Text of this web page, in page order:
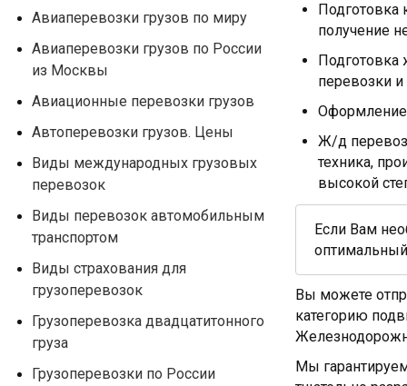
Авиаперевозки грузов по миру
Авиаперевозки грузов по России
из Москвы
Авиационные перевозки грузов
Автоперевозки грузов. Цены
Виды международных грузовых
перевозок
Виды перевозок автомобильным
транспортом
Виды страхования для
грузоперевозок
Грузоперевозка двадцатитонного
груза
Грузоперевозки по России
Подготовка
получение
Подготовка
перевозки
Оформление
Ж/д
техника,
высокой
Если Вам
Вы можете
категорию
Мы